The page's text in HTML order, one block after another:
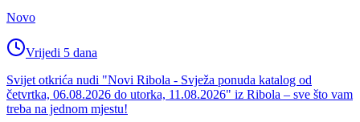
Novo
Vrijedi 5 dana
Svijet otkrića nudi "Novi Ribola - Svježa ponuda katalog od
četvrtka, 06.08.2026 do utorka, 11.08.2026" iz Ribola – sve što vam
treba na jednom mjestu!